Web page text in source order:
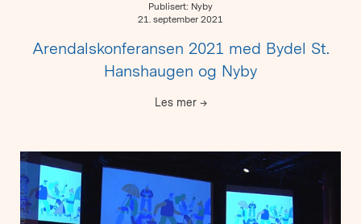
Publisert: Nyby
21. september 2021
Arendalskonferansen 2021 med Bydel St.
Hanshaugen og Nyby
Les mer →